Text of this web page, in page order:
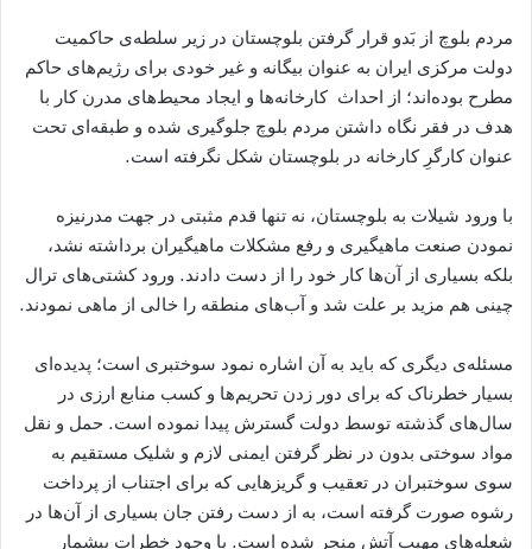
مردم بلوچ از بَدو قرار گرفتن بلوچستان در زیر سلطه‌ی حاکمیت
دولت مرکزی ایران به عنوان بیگانه و غیر خودی برای رژیم‌های حاکم
مطرح بوده‌اند؛ از احداث کارخانه‌ها و ایجاد محیط‌های مدرن کار با
هدف در فقر نگاه داشتن مردم بلوچ جلوگیری شده و طبقه‌ا‌ی تحت
عنوان کارگرِ کارخانه در بلوچستان شکل نگرفته است.
با ورود شیلات به بلوچستان، نه تنها قدم مثبتی در جهت مدرنیزه
نمودن صنعت ماهیگیری و رفع مشکلات ماهیگیران برداشته نشد،
بلکه بسیاری از آن‌ها کار خود را از دست دادند. ورود کشتی‌های ترال
چینی هم مزید بر علت شد و آب‌های منطقه را خالی از ماهی نمودند.
مسئله‌ی دیگری که باید به آن اشاره نمود سوختبری است؛ پدیده‌ای
بسیار خطرناک که برای دور زدن تحریم‌ها و کسب منابع ارزی در
سال‌های گذشته توسط دولت گسترش پیدا نموده است. حمل و نقل
مواد سوختی بدون در نظر گرفتن ایمنی لازم و شلیک مستقیم به
سوی سوختبران در تعقیب و گریزهایی که برای اجتناب از پرداخت
رشوه صورت گرفته است، به از دست رفتن جان بسیاری از آن‌ها در
شعله‌های مهیب آتش منجر شده است. با وجود خطرات بیشمار